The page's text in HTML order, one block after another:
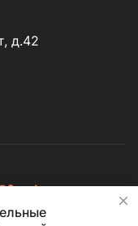
д.42